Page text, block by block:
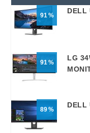
91
DELL
91
LG
89
DELL